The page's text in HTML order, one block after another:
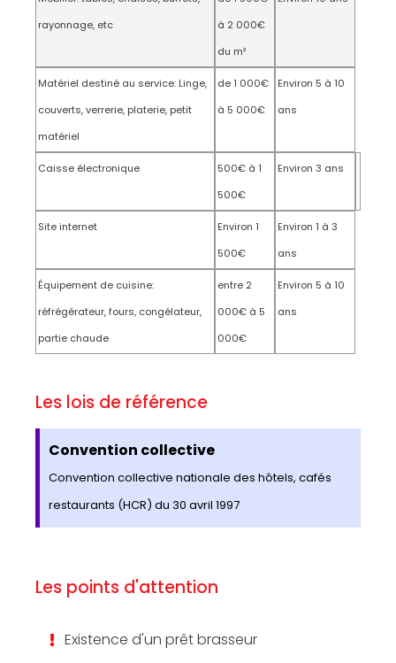
rayonnage, etc
à 2 000€
du m²
Matériel destiné au service: Linge,
couverts, verrerie, platerie, petit
matériel
de 1 000€
à 5 000€
Environ 5 à 10
ans
Caisse électronique
500€ à 1
500€
Environ 3 ans
Site internet
Environ 1
500€
Environ 1 à 3
ans
Équipement de cuisine:
réfrégérateur, fours, congélateur,
partie chaude
entre 2
000€ à 5
000€
Environ 5 à 10
ans
Les lois de référence
Convention collective
Convention collective nationale des hôtels, cafés
restaurants (HCR) du 30 avril 1997
Les points d'attention
Existence d'un prêt brasseur